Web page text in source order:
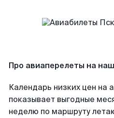
Про авиаперелеты на
Календарь низких цен на
показывает выгодные
неделю по маршруту